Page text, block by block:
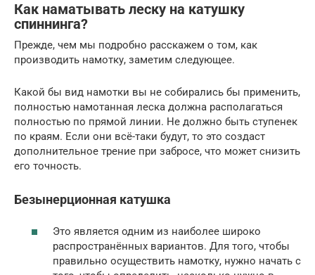
Как наматывать леску на катушку
спиннинга?
Прежде, чем мы подробно расскажем о том, как
производить намотку, заметим следующее.
Какой бы вид намотки вы не собирались бы применить,
полностью намотанная леска должна располагаться
полностью по прямой линии. Не должно быть ступенек
по краям. Если они всё-таки будут, то это создаст
дополнительное трение при забросе, что может снизить
его точность.
Безынерционная катушка
Это является одним из наиболее широко
распространённых вариантов. Для того, чтобы
правильно осуществить намотку, нужно начать с